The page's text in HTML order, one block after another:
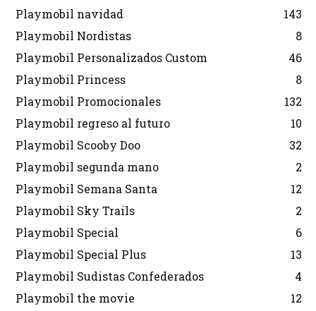
Playmobil navidad
143
Playmobil Nordistas
8
Playmobil Personalizados Custom
46
Playmobil Princess
8
Playmobil Promocionales
132
Playmobil regreso al futuro
10
Playmobil Scooby Doo
32
Playmobil segunda mano
2
Playmobil Semana Santa
12
Playmobil Sky Trails
2
Playmobil Special
6
Playmobil Special Plus
13
Playmobil Sudistas Confederados
4
Playmobil the movie
12